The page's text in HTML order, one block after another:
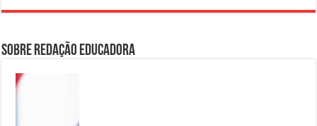
Sobre Redação Educadora